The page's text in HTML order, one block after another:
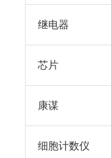
继电器
芯片
康谋
细胞计数仪